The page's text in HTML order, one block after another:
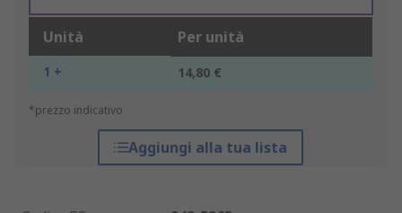
Unità Per unità
1 + 14,80 €
*prezzo indicativo
Aggiungi alla tua lista